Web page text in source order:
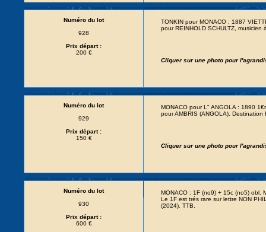
Numéro du lot
928
Prix départ :
200 €
TONKIN pour MONACO : 1887
pour REINHOLD SCHULTZ,
Cliquer sur une photo pour
Numéro du lot
929
Prix départ :
150 €
MONACO pour L" ANGOLA : 1890
pour AMBRIS (ANGOLA). Destination
Cliquer sur une photo pour
Numéro du lot
930
Prix départ :
600 €
MONACO : 1F (no9) + 15c (no5) obl.
Le 1F est trés rare sur lettre NON
(2024). TTB.